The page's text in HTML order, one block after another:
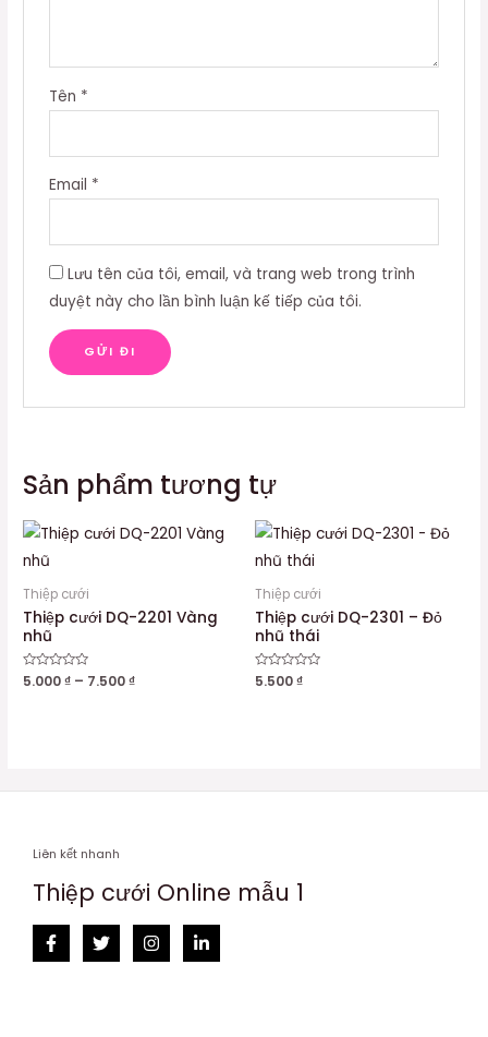
Tên *
Email *
Lưu tên của tôi, email, và trang web trong trình
duyệt này cho lần bình luận kế tiếp của tôi.
Sản phẩm tương tự
Thiệp cưới
Thiệp cưới DQ-2201 Vàng
nhũ
Được
xếp
5.000₫ – 7.500₫
Thiệp cưới
Thiệp cưới DQ-2301 – Đỏ
nhũ thái
Được
xếp
5.500₫
Liên kết nhanh
Thiệp cưới Online mẫu 1